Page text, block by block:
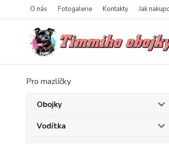
O nás Fotogalerie Kontakty Jak
Pro mazlíčky
Obojky
Vodítka